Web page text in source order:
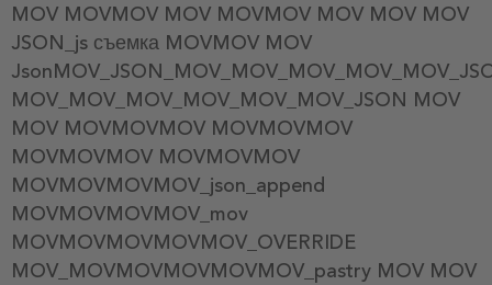
MOV MOVMOV MOV MOVMOV MOV MOV MOV
JSON_js съемка MOVMOV MOV
MOV_MOV_MOV_MOV_MOV_MOV_JSON MOV
MOV MOVMOVMOV MOVMOVMOV
MOVMOVMOV MOVMOVMOV
MOVMOVMOVMOV_json_append
MOVMOVMOVMOV_mov
MOVMOVMOVMOVMOV_OVERRIDE
MOV_MOVMOVMOVMOVMOV_pastry MOV MOV